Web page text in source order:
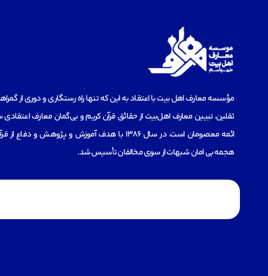
مؤسسه‌ معارف اهل بیت با اعتقاد به این که تنها راه رستگاری و دوری از
ثقلین، تبیین معارف اهل‌بیت از حقائق قرآن کریم و بی‌گمان معارف اعتقادی
ائمه معصومان است، در سال 1386 با هدف آموزش و پژوهش و
هجمه بی امان شبهات از سوی مخالفان تأسیس شد.